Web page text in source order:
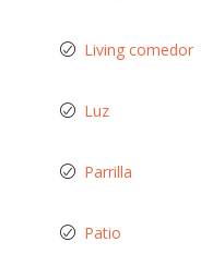
Living comedor
Luz
Parrilla
Patio